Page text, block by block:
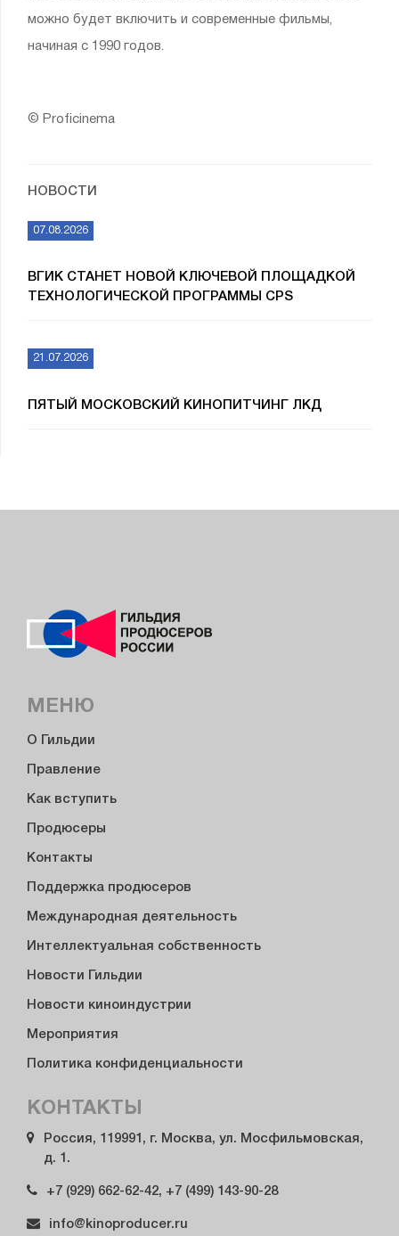
можно будет включить и современные фильмы,
начиная с 1990 годов.
© Proficinema
НОВОСТИ
07.08.2026
ВГИК СТАНЕТ НОВОЙ КЛЮЧЕВОЙ ПЛОЩАДКОЙ
ТЕХНОЛОГИЧЕСКОЙ ПРОГРАММЫ CPS
21.07.2026
ПЯТЫЙ МОСКОВСКИЙ КИНОПИТЧИНГ ЛКД
МЕНЮ
О Гильдии
Правление
Как вступить
Продюсеры
Контакты
Поддержка продюсеров
Международная деятельность
Интеллектуальная собственность
Новости Гильдии
Новости киноиндустрии
Мероприятия
Политика конфиденциальности
КОНТАКТЫ
Россия, 119991, г. Москва, ул. Мосфильмовская,
д. 1.
+7 (929) 662-62-42, +7 (499) 143-90-28
info@kinoproducer.ru